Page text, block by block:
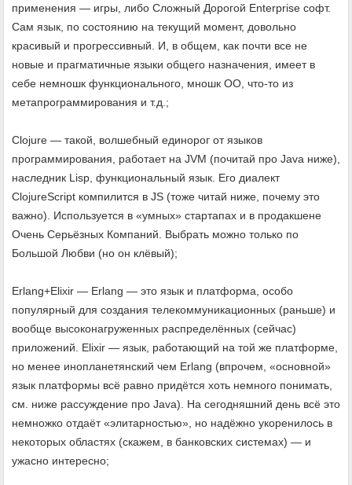
применения — игры, либо Сложный Дорогой Enterprise софт.
Сам язык, по состоянию на текущий момент, довольно
красивый и прогрессивный. И, в общем, как почти все не
новые и прагматичные языки общего назначения, имеет в
себе немношк функционального, мношк ОО, что-то из
метапрограммирования и т.д.;
Clojure — такой, волшебный единорог от языков
программирования, работает на JVM (почитай про Java ниже),
наследник Lisp, функциональный язык. Его диалект
ClojureScript компилится в JS (тоже читай ниже, почему это
важно). Используется в «умных» стартапах и в продакшене
Очень Серьёзных Компаний. Выбрать можно только по
Большой Любви (но он клёвый);
Erlang+Elixir — Erlang — это язык и платформа, особо
популярный для создания телекоммуникационных (раньше) и
вообще высоконагруженных распределённых (сейчас)
приложений. Elixir — язык, работающий на той же платформе,
но менее инопланетянский чем Erlang (впрочем, «основной»
язык платформы всё равно придётся хоть немного понимать,
см. ниже рассуждение про Java). На сегодняшний день всё это
немножко отдаёт «элитарностью», но надёжно укоренилось в
некоторых областях (скажем, в банковских системах) — и
ужасно интересно;